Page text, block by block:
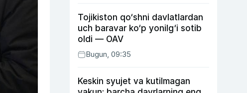
Tojikiston qo‘shni davlatlardan
uch baravar ko‘p yonilg‘i sotib
oldi — OAV
Bugun, 09:35
Keskin syujet va kutilmagan